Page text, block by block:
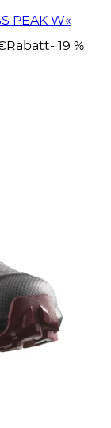
PEAK W«
Rabatt- 19 %